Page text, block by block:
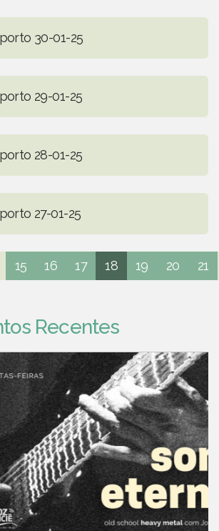
30-01-25
29-01-25
28-01-25
27-01-25
15 16 17 18 19 20 21
Recentes